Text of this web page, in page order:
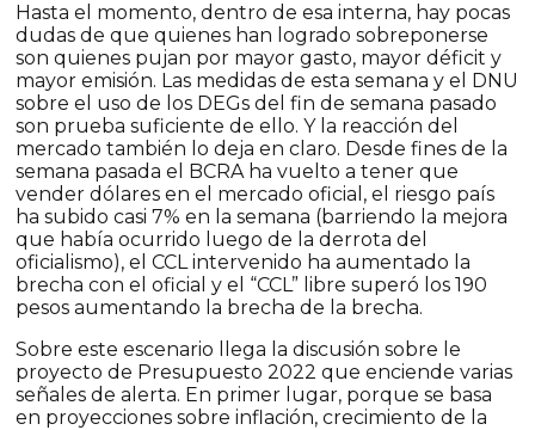
Hasta el momento, dentro de esa interna, hay pocas
dudas de que quienes han logrado sobreponerse
son quienes pujan por mayor gasto, mayor déficit y
mayor emisión. Las medidas de esta semana y el DNU
sobre el uso de los DEGs del fin de semana pasado
son prueba suficiente de ello. Y la reacción del
mercado también lo deja en claro. Desde fines de la
semana pasada el BCRA ha vuelto a tener que
vender dólares en el mercado oficial, el riesgo país
ha subido casi 7% en la semana (barriendo la mejora
que había ocurrido luego de la derrota del
oficialismo), el CCL intervenido ha aumentado la
brecha con el oficial y el “CCL” libre superó los 190
pesos aumentando la brecha de la brecha.
Sobre este escenario llega la discusión sobre le
proyecto de Presupuesto 2022 que enciende varias
señales de alerta. En primer lugar, porque se basa
en proyecciones sobre inflación, crecimiento de la